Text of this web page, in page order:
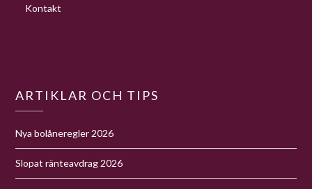
Kontakt
ARTIKLAR OCH TIPS
Nya bolåneregler 2026
Slopat ränteavdrag 2026